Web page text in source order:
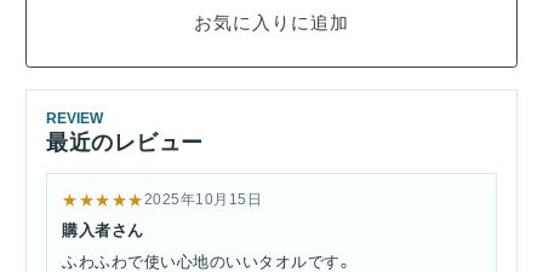
REVIEW
最近のレビュー
★★★★★2025年10月15日
購入者さん
ふわふわで使い心地のいいタオルです。